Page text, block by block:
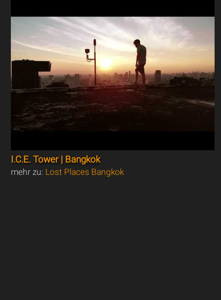
I.C.E. Tower | Bangkok
mehr zu: Lost Places Bangkok